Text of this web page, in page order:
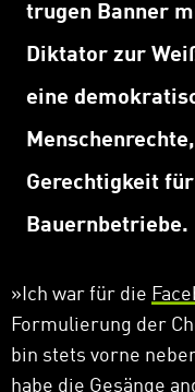
trugen Banner
Diktator zur
eine
Gerechtigkeit
Bauernbetriebe.
» Ich war für die
Formulierung der
bin stets vorne
habe die Gesänge